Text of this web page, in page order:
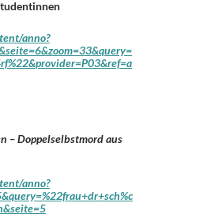
anno?
– Doppelselbstmord aus
anno?